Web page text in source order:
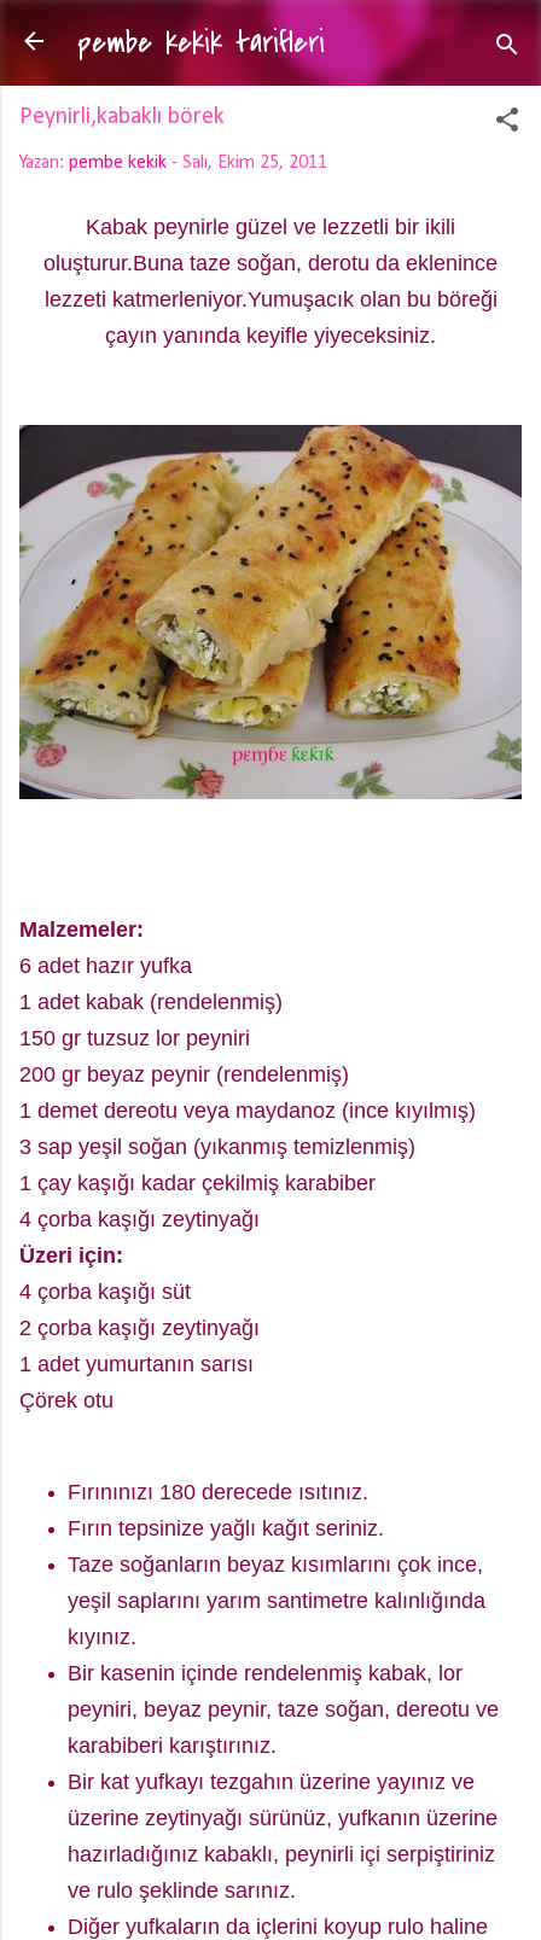
Ana içeriğe atla
pembe kekik tarifleri
Peynirli,kabaklı börek
Yazan: pembe kekik - Salı, Ekim 25, 2011
Kabak peynirle güzel ve lezzetli bir ikili
oluşturur.Buna taze soğan, derotu da eklenince
lezzeti katmerleniyor.Yumuşacık olan bu böreği
çayın yanında keyifle yiyeceksiniz.
Malzemeler:
6 adet hazır yufka
1 adet kabak (rendelenmiş)
150 gr tuzsuz lor peyniri
200 gr beyaz peynir (rendelenmiş)
1 demet dereotu veya maydanoz (ince kıyılmış)
3 sap yeşil soğan (yıkanmış temizlenmiş)
1 çay kaşığı kadar çekilmiş karabiber
4 çorba kaşığı zeytinyağı
Üzeri için:
4 çorba kaşığı süt
2 çorba kaşığı zeytinyağı
1 adet yumurtanın sarısı
Çörek otu
Fırınınızı 180 derecede ısıtınız.
Fırın tepsinize yağlı kağıt seriniz.
Taze soğanların beyaz kısımlarını çok ince,
yeşil saplarını yarım santimetre kalınlığında
kıyınız.
Bir kasenin içinde rendelenmiş kabak, lor
peyniri, beyaz peynir, taze soğan, dereotu ve
karabiberi karıştırınız.
Bir kat yufkayı tezgahın üzerine yayınız ve
üzerine zeytinyağı sürünüz, yufkanın üzerine
hazırladığınız kabaklı, peynirli içi serpiştiriniz
ve rulo şeklinde sarınız.
Diğer yufkaların da içlerini koyup rulo haline